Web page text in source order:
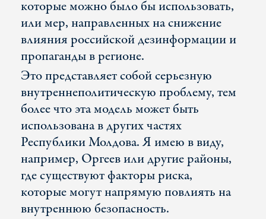
которые можно было бы использовать,
или мер, направленных на снижение
влияния российской дезинформации и
пропаганды в регионе.
Это представляет собой серьезную
внутреннеполитическую проблему, тем
более что эта модель может быть
использована в других частях
Республики Молдова. Я имею в виду,
например, Оргеев или другие районы,
где существуют факторы риска,
которые могут напрямую повлиять на
внутреннюю безопасность.